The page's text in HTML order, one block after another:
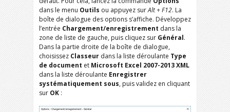
dans le menu Outils ou appuyez surAlt + F12. La
boîte de dialogue des options s’affiche. Développez
l’entrée Chargement/enregistrement dans la
zone de liste de gauche, puis cliquez sur Général.
Dans la partie droite de la boîte de dialogue,
choisissez Classeur dans la liste déroulante Type
de document et Microsoft Excel 2007-2013 XML
dans la liste déroulante Enregistrer
systématiquement sous, puis validez en cliquant
sur OK :